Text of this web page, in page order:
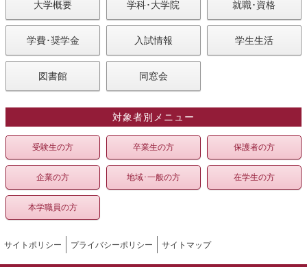
大学概要 学科･大学院 就職･資格
学費･奨学金 入試情報 学生生活
図書館 同窓会
対象者別メニュー
受験生の方 卒業生の方 保護者の方
企業の方 地域･一般の方 在学生の方
本学職員の方
サイトポリシー プライバシーポリシー サイトマップ